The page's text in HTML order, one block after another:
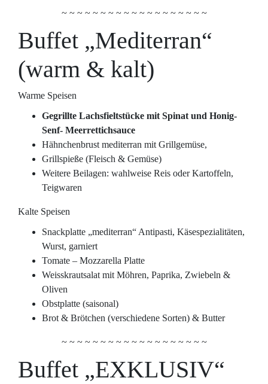
~ ~ ~ ~ ~ ~ ~ ~ ~ ~ ~ ~ ~ ~ ~ ~ ~ ~ ~
Buffet „Mediterran“
(warm & kalt)
Warme Speisen
Gegrillte Lachsfieltstücke mit Spinat und Honig-
Senf- Meerrettichsauce
Hähnchenbrust mediterran mit Grillgemüse,
Grillspieße (Fleisch & Gemüse)
Weitere Beilagen: wahlweise Reis oder Kartoffeln,
Teigwaren
Kalte Speisen
Snackplatte „mediterran“ Antipasti, Käsespezialitäten,
Wurst, garniert
Tomate – Mozzarella Platte
Weisskrautsalat mit Möhren, Paprika, Zwiebeln &
Oliven
Obstplatte (saisonal)
Brot & Brötchen (verschiedene Sorten) & Butter
~ ~ ~ ~ ~ ~ ~ ~ ~ ~ ~ ~ ~ ~ ~ ~ ~ ~ ~
Buffet „EXKLUSIV“